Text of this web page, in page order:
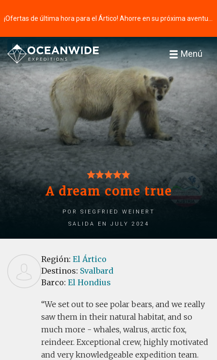
Menú
Página principal Reseñas
A dream come true
por Siegfried Weinert
Salida en July 2024
Región: El Ártico
Destinos: Svalbard
Barco: El Hondius
We set out to see polar bears, and we really
saw them in their natural habitat, and so
much more - whales, walrus, arctic fox,
reindeer. Exceptional crew, highly motivated
and very knowledgeable expedition team.